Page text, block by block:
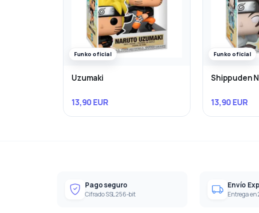
Funko oficial
Uzumaki
13,90 EUR
Funko oficial
Shippuden
13,90 EUR
Pago seguro
Cifrado SSL 256-bit
Envío
Entrega